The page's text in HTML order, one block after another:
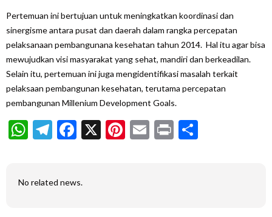
Pertemuan ini bertujuan untuk meningkatkan koordinasi dan
sinergisme antara pusat dan daerah dalam rangka percepatan
pelaksanaan pembangunana kesehatan tahun 2014. Hal itu agar bisa
mewujudkan visi masyarakat yang sehat, mandiri dan berkeadilan.
Selain itu, pertemuan ini juga mengidentifikasi masalah terkait
pelaksaan pembangunan kesehatan, terutama percepatan
pembangunan Millenium Development Goals.
WhatsApp
Telegram
Facebook
X Pinterest
Email
Print
No related news.